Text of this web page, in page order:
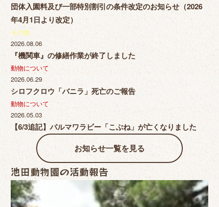
団体入園料及び一部特別割引の条件改定のお知らせ（2026
年4月1日より改定）
その他
2026.08.06
『機関車』の修繕作業が終了しました
動物について
2026.06.29
シロフクロウ「バニラ」死亡のご報告
動物について
2026.05.03
【6/3追記】パルマワラビー「こぶね」が亡くなりました
お知らせ一覧を見る
池田動物園の活動報告